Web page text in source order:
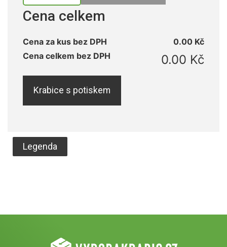
Cena celkem
Cena za kus bez DPH
0.00 Kč
Cena celkem bez DPH
0.00 Kč
Krabice s potiskem
Legenda